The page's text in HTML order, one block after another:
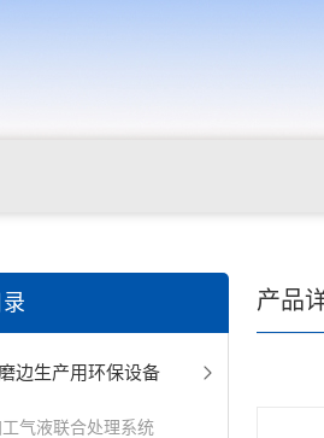
触镜厚度测量仪，角膜接触镜折光仪，角
晶状体疲劳试验仪等
边生产用环保设备
气液联合处理系统
产品